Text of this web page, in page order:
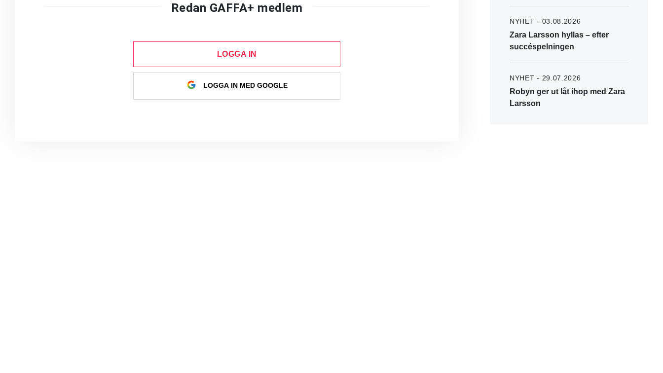
Redan GAFFA+ medlem
LOGGA IN
LOGGA IN MED GOOGLE
NYHET - 03.08.2026
Zara Larsson hyllas – efter
succéspelningen
NYHET - 29.07.2026
Robyn ger ut låt ihop med Zara
Larsson